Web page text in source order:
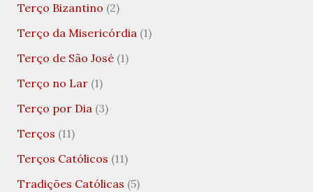
Terço Bizantino (2)
Terço da Misericórdia(1)
Terço de São José(1)
Terço no Lar(1)
Terço por Dia(3)
Terços (11)
Terços Católicos (11)
Tradições Católicas (5)